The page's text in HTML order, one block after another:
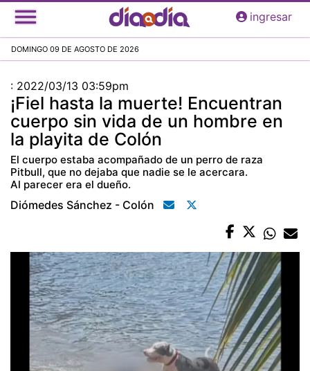
Pasar
al
principal
ingresar
DOMINGO 09 DE AGOSTO DE 2026
: 2022/03/13 03:59pm
¡Fiel hasta la muerte! Encuentran
cuerpo sin vida de un hombre en
la playita de Colón
El cuerpo estaba acompañado de un perro de raza
Pitbull, que no dejaba que nadie se le acercara.
Al parecer era el dueño.
Diómedes Sánchez - Colón